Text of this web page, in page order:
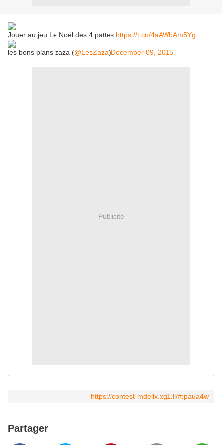
Jouer au jeu Le Noël des 4 pattes https://t.co/4aAWbAm5Yg
les bons plans zaza (@LesZaza)December 09, 2015
Publicité
https://contest-mdellx.xg1.li/#:paua4w
Partager